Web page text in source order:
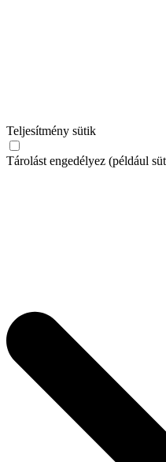
Teljesítmény sütik
Tárolást engedélyez (például